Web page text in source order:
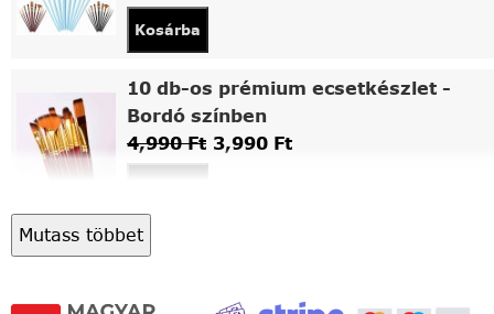
Kosárba
10 db-os prémium ecsetkészlet -
Bordó színben
4,990Ft 3,990 Ft
Asztali fa festőállvány
Mutass többet